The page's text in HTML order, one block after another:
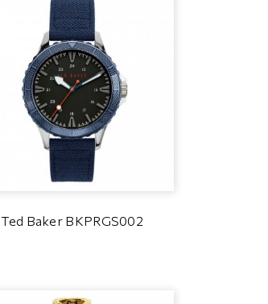
Ted Baker BKPRGS002